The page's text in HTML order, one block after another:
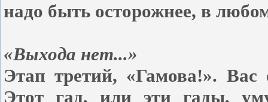
надо быть осторожнее, в
«Выхода нет...»
Этап третий, «Гамова!».
Этот гад, или эти гады,